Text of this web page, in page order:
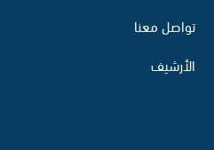
تواصل معنا
الأرشيف